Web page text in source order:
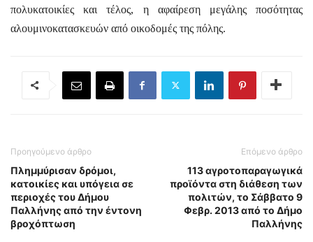
πολυκατοικίες και τέλος, η αφαίρεση μεγάλης ποσότητας
αλουμινοκατασκευών από οικοδομές της πόλης.
Προηγούμενο άρθρο
Πλημμύρισαν δρόμοι,
κατοικίες και υπόγεια σε
περιοχές του Δήμου
Παλλήνης από την έντονη
βροχόπτωση
Επόμενο άρθρο
113 αγροτοπαραγωγικά
προϊόντα στη διάθεση των
πολιτών, το Σάββατο 9
Φεβρ. 2013 από το Δήμο
Παλλήνης